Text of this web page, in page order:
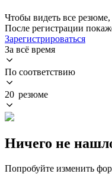
Чтобы видеть все резюме,
После регистрации
Зарегистрироваться
За всё время
По соответствию
20 резюме
Ничего не
Попробуйте изменить